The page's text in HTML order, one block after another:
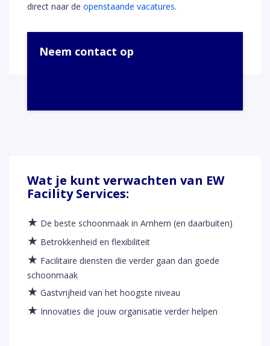
direct naar de openstaande vacatures.
Neem contact op
Wat je kunt verwachten van EW
Facility Services:
★ De beste schoonmaak in Arnhem (en daarbuiten)
★ Betrokkenheid en flexibiliteit
★ Facilitaire diensten die verder gaan dan goede
schoonmaak
★ Gastvrijheid van het hoogste niveau
★ Innovaties die jouw organisatie verder helpen